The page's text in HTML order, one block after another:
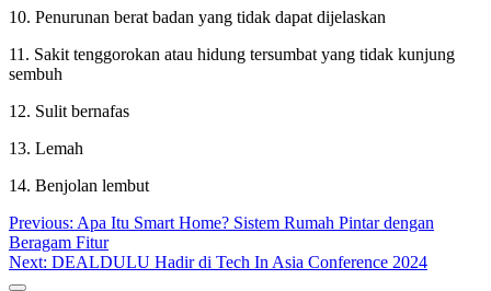
10. Penurunan berat badan yang tidak dapat dijelaskan
11. Sakit tenggorokan atau hidung tersumbat yang tidak kunjung
sembuh
12. Sulit bernafas
13. Lemah
14. Benjolan lembut
Post
navigation
Previous: Apa Itu Smart Home? Sistem Rumah Pintar dengan
Beragam Fitur
Next: DEALDULU Hadir di Tech In Asia Conference 2024